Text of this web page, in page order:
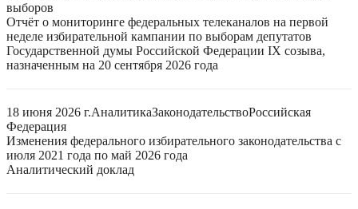
выборов
Отчёт о мониторинге федеральных телеканалов на первой
неделе избирательной кампании по выборам депутатов
Государственной думы Российской Федерации IX созыва,
назначенным на 20 сентября 2026 года
18 июня 2026 г.АналитикаЗаконодательствоРоссийская
Федерация
Изменения федерального избирательного законодательства с
июля 2021 года по май 2026 года
Аналитический доклад